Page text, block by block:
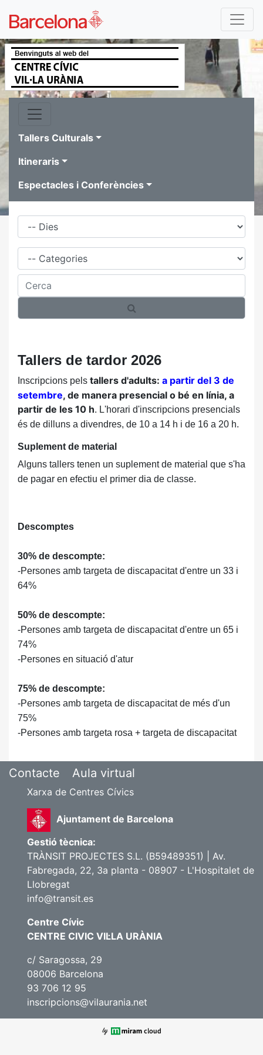
Tallers Culturals
Itineraris
Espectacles i Conferències
Dies
Família
Cerca
Tallers de tardor 2026
Inscripcions pels tallers d'adults: a partir del 3 de
setembre, de manera presencial o bé en línia, a
partir de les 10 h. L'horari d'inscripcions presencials
és de dilluns a divendres, de 10 a 14 h i de 16 a 20 h.
Suplement de material
Alguns tallers tenen un suplement de material que s'ha
de pagar en efectiu el primer dia de classe.
Descomptes
30% de descompte:
-Persones amb targeta de discapacitat d'entre un 33 i
64%
50% de descompte:
-Persones amb targeta de discapacitat d'entre un 65 i
74%
-Persones en situació d'atur
75% de descompte:
-Persones amb targeta de discapacitat de més d'un
75%
-Persones amb targeta rosa + targeta de discapacitat
Contacte Aula virtual
Xarxa de Centres Cívics
Ajuntament de Barcelona
Gestió tècnica:
TRÀNSIT PROJECTES S.L. (B59489351) | Av.
Fabregada, 22, 3a planta - 08907 - L'Hospitalet de
Llobregat
info@transit.es
Centre Cívic
CENTRE CIVIC VIL·LA URÀNIA
c/ Saragossa, 29
08006 Barcelona
93 706 12 95
inscripcions@vilaurania.net